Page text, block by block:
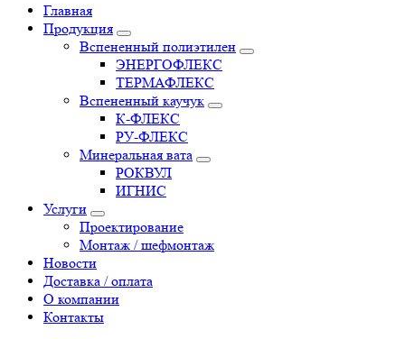
Главная
Продукция
Вспененный полиэтилен
ЭНЕРГОФЛЕКС
ТЕРМАФЛЕКС
Вспененный каучук
К-ФЛЕКС
РУ-ФЛЕКС
Минеральная вата
РОКВУЛ
ИГНИС
Услуги
Проектирование
Монтаж / шефмонтаж
Новости
Доставка / оплата
О компании
Контакты